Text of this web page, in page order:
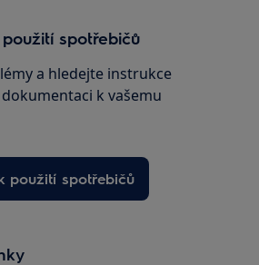
spotřebičů
a hledejte instrukce
k vašemu
použití spotřebičů